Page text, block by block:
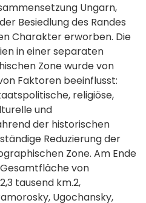
Ungarn,
Besiedlung des Randes
Charakter erworben. Die
in einer separaten
Zone wurde von
Faktoren beeinflusst:
religiöse,
und
der historischen
Reduzierung der
Zone. Am Ende
von
tausend km.2,
Ugochansky,